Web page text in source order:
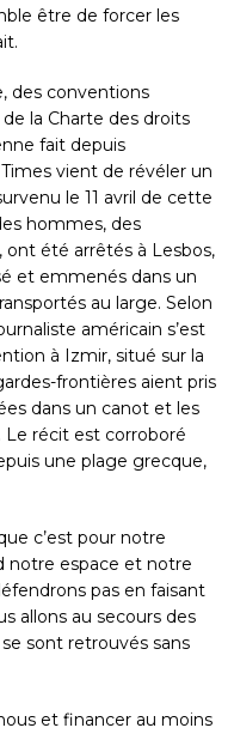
être de forcer les
des conventions
la Charte des droits
fait depuis
vient de révéler un
le 11 avril de cette
hommes, des
été arrêtés à Lesbos,
et emmenés dans un
au large. Selon
américain s’est
à Izmir, situé sur la
frontières aient pris
dans un canot et les
Le récit est corroboré
une plage grecque,
c’est pour notre
notre espace et notre
pas en faisant
allons au secours des
sont retrouvés sans
et financer au moins